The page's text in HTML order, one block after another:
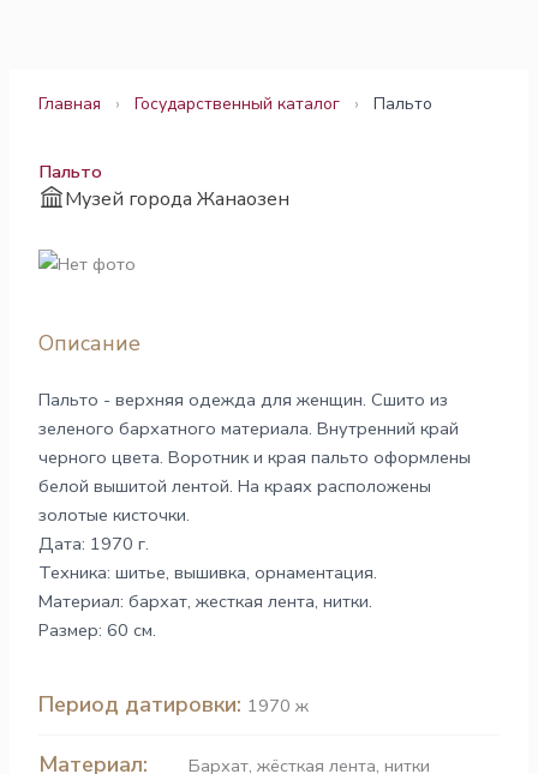
Главная › Государственный каталог › Пальто
Пальто
Музей города Жанаозен
Описание
Пальто - верхняя одежда для женщин. Сшито из
зеленого бархатного материала. Внутренний край
черного цвета. Воротник и края пальто оформлены
белой вышитой лентой. На краях расположены
золотые кисточки.
Дата: 1970 г.
Техника: шитье, вышивка, орнаментация.
Материал: бархат, жесткая лента, нитки.
Размер: 60 см.
Период датировки: 1970 ж
Материал: Бархат,жёсткая лента,нитки